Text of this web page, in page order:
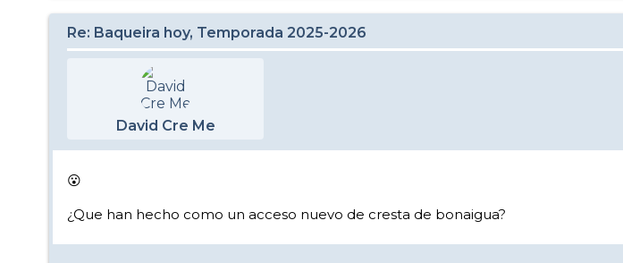
Re: Baqueira hoy, Temporada 2025-2026
David Cre Me
😮
¿Que han hecho como un acceso nuevo de cresta de bonaigua?